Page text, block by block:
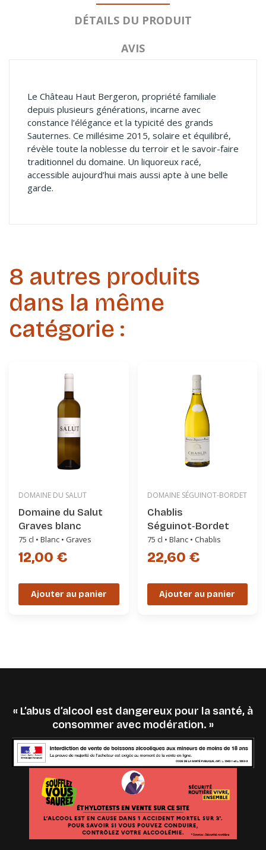
DÉTAILS DU PRODUIT
AVIS
Le Château Haut Bergeron, propriété familiale
depuis plusieurs générations, incarne avec
constance l’élégance et la typicité des grands
Sauternes. Ce millésime 2015, solaire et équilibré,
révèle toute la noblesse du terroir et le savoir-faire
traditionnel du domaine. Un liquoreux racé,
accessible aujourd’hui mais aussi apte à une belle
garde.
8 autres produits
dans la même
catégorie :
DOMAINE DU SALUT
Domaine du Salut
Graves blanc
75 cl • Blanc • Graves
12,00 €
Ajouter au panier
DOMAINE SÉGUINOT‑BORDET
Chablis
Séguinot‑Bordet
75 cl • Blanc • Chablis
22,60 €
Ajouter au panier
« L’abus d’alcool est dangereux pour la santé, à
consommer avec modération. »